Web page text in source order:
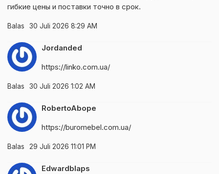
гибкие цены и поставки точно в срок.
Balas 30 Juli 2026 8:29 AM
Jordanded
https://linko.com.ua/
Balas 30 Juli 2026 1:02 AM
RobertoAbope
https://buromebel.com.ua/
Balas 29 Juli 2026 11:01 PM
Edwardblaps